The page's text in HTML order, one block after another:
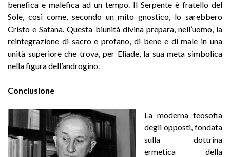
benefica e malefica ad un tempo. Il Serpente è fratello del
Sole, così come, secondo un mito gnostico, lo sarebbero
Cristo e Satana. Questa biunità divina prepara, nell’uomo, la
reintegrazione di sacro e profano, di bene e di male in una
unità superiore che trova, per Eliade, la sua meta simbolica
nella figura dell’androgino.
Conclusione
La moderna teosofia
degli opposti, fondata
sulla dottrina
ermetica della